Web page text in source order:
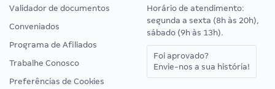
Validador de documentos
Conveniados
Programa de Afiliados
Trabalhe Conosco
Preferências de Cookies
Horário de atendimento:
segunda a sexta (8h às 20h),
sábado (9h às 13h).
Foi aprovado?
Envie-nos a sua história!